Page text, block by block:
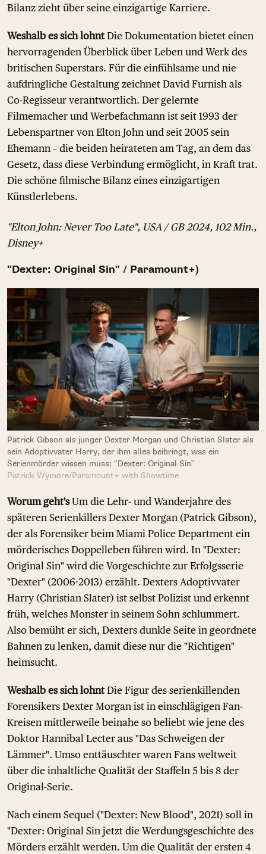
Bilanz zieht über seine einzigartige Karriere.
Weshalb es sich lohntDie Dokumentation bietet einen
hervorragenden Überblick über Leben und Werk des
britischen Superstars. Für die einfühlsame und nie
aufdringliche Gestaltung zeichnet David Furnish als
Co-Regisseur verantwortlich. Der gelernte
Filmemacher und Werbefachmann ist seit 1993 der
Lebenspartner von Elton John und seit 2005 sein
Ehemann – die beiden heirateten am Tag, an dem das
Gesetz, dass diese Verbindung ermöglicht, in Kraft trat.
Die schöne filmische Bilanz eines einzigartigen
Künstlerlebens.
"Elton John: Never Too Late", USA / GB 2024, 102 Min.,
Disney+
"Dexter: Original Sin" / Paramount+)
Patrick Gibson als junger Dexter Morgan und Christian Slater als
sein Adoptivvater Harry, der ihm alles beibringt, was ein
Serienmörder wissen muss: "Dexter: Original Sin"
Patrick Wymore/Paramount+ with Showtime
Worum geht'sUm die Lehr- und Wanderjahre des
späteren Serienkillers Dexter Morgan (Patrick Gibson),
der als Forensiker beim Miami Police Department ein
mörderisches Doppelleben führen wird. In "Dexter:
Original Sin" wird die Vorgeschichte zur Erfolgsserie
"Dexter" (2006-2013) erzählt. Dexters Adoptivvater
Harry (Christian Slater) ist selbst Polizist und erkennt
früh, welches Monster in seinem Sohn schlummert.
Also bemüht er sich, Dexters dunkle Seite in geordnete
Bahnen zu lenken, damit diese nur die "Richtigen"
heimsucht.
Weshalb es sich lohntDie Figur des serienkillenden
Forensikers Dexter Morgan ist in einschlägigen Fan-
Kreisen mittlerweile beinahe so beliebt wie jene des
Doktor Hannibal Lecter aus "Das Schweigen der
Lämmer". Umso enttäuschter waren Fans weltweit
über die inhaltliche Qualität der Staffeln 5 bis 8 der
Original-Serie.
Nach einem Sequel ("Dexter: New Blood", 2021) soll in
"Dexter: Original Sin jetzt die Werdungsgeschichte des
Mörders erzählt werden. Um die Qualität der ersten 4